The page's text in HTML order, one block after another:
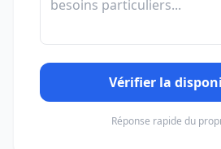
Vérifier la
Réponse rapide du